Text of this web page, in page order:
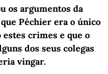
os argumentos da
Péchier era o único
crimes e que o
dos seus colegas
vingar.